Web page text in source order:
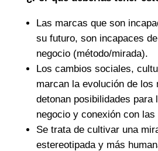
Las marcas que son
su futuro, son incapaces
negocio (método/mirada).
Los cambios sociales,
marcan la evolución de los
detonan posibilidades para
negocio y conexión con las
Se trata de cultivar una
estereotipada y más